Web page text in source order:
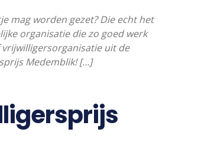
mag worden gezet? Die echt het
organisatie die zo goed werk
uit de
Medemblik! […]